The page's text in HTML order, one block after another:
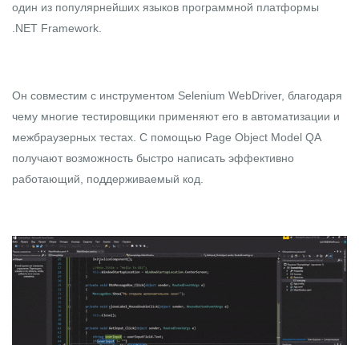
один из популярнейших языков программной платформы
.NET Framework.
Он совместим с инструментом Selenium WebDriver, благодаря
чему многие тестировщики применяют его в автоматизации и
межбраузерных тестах. С помощью Page Object Model QA
получают возможность быстро написать эффективно
работающий, поддерживаемый код.